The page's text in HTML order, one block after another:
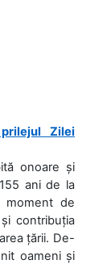
Zilei
onoare și
ani de la
moment de
contribuția
țării. De-
oameni și